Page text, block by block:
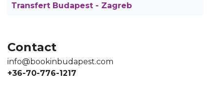
Transfert Budapest - Zagreb
Contact
info@bookinbudapest.com
+36-70-776-1217